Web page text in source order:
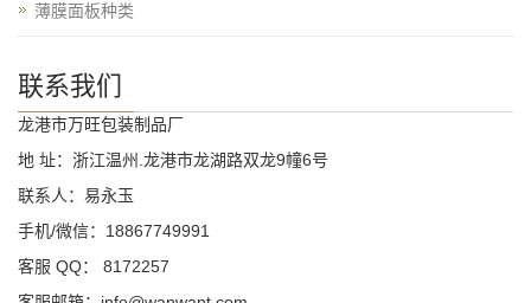
薄膜面板种类
联系我们
龙港市万旺包装制品厂
地 址：浙江温州.龙港市龙湖路双龙9幢6号
联系人：易永玉
手机/微信：18867749991
客服 QQ： 8172257